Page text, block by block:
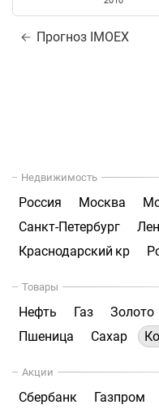
Прогноз IMOEX
Недвижимость
Россия Москва
Санкт-Петербург
Краснодарский кр
Товары
Нефть Газ Золото
Пшеница
Сахар
Акции
Сбербанк Газпром